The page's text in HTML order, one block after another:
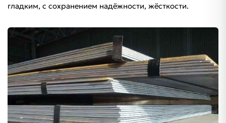
гладким, с сохранением надёжности, жёсткости.